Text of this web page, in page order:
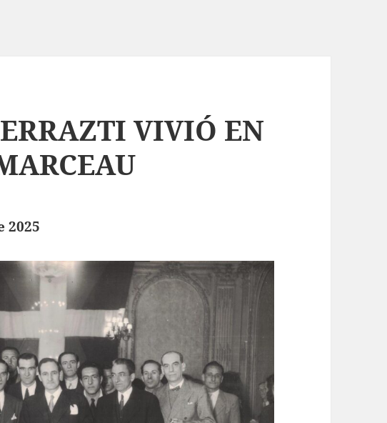
VIVIÓ EN
2025